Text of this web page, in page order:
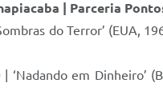
| Parceria
do Terror’ (EUA,
‘Nadando em Dinheiro’